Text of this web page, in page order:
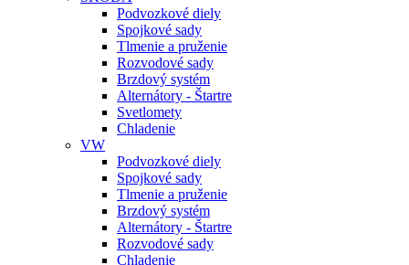
Podvozkové diely
Spojkové sady
Tlmenie a pruženie
Rozvodové sady
Brzdový systém
Alternátory - Štartre
Svetlomety
Chladenie
VW
Podvozkové diely
Spojkové sady
Tlmenie a pruženie
Brzdový systém
Alternátory - Štartre
Rozvodové sady
Chladenie